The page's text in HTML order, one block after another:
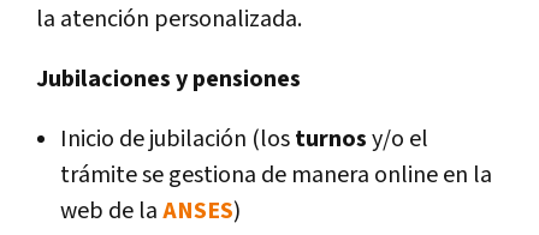
la atención personalizada.
Jubilaciones y pensiones
Inicio de jubilación (losturnosy/o el
trámite se gestiona de manera online en la
web de laANSES)